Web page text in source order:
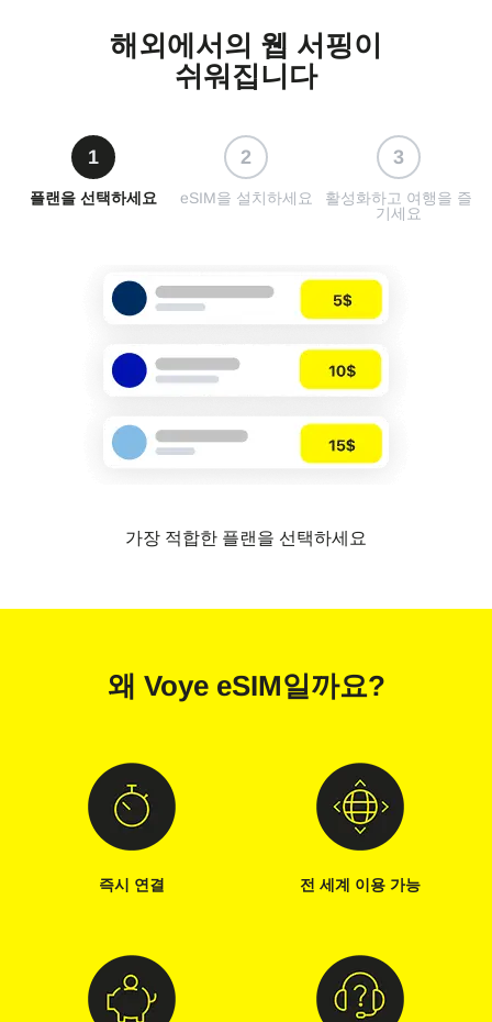
해외에서의 웹 서핑이
쉬워집니다
1
플랜을 선택하세요
2
eSIM을 설치하세요
3
활성화하고 여행을 즐
기세요
가장 적합한 플랜을 선택하세요
왜 Voye eSIM일까요?
즉시 연결 전 세계 이용 가능